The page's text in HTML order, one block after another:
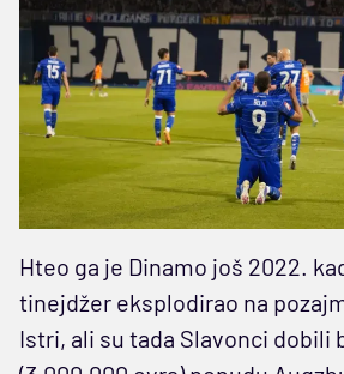
Hteo ga je Dinamo još 2022.
tinejdžer eksplodirao na
Istri, ali su tada Slavonci dobili